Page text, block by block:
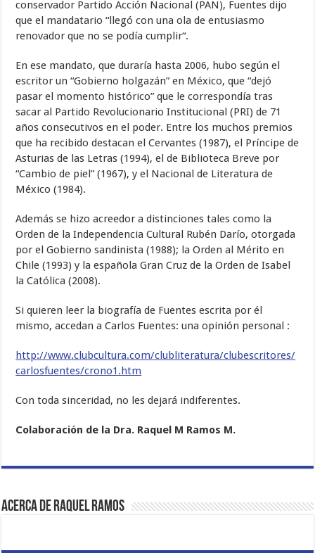
conservador Partido Acción Nacional (PAN), Fuentes dijo
que el mandatario “llegó con una ola de entusiasmo
renovador que no se podía cumplir“.
En ese mandato, que duraría hasta 2006, hubo según el
escritor un “Gobierno holgazán” en México, que “dejó
pasar el momento histórico” que le correspondía tras
sacar al Partido Revolucionario Institucional (PRI) de 71
años consecutivos en el poder. Entre los muchos premios
que ha recibido destacan el Cervantes (1987), el Príncipe de
Asturias de las Letras (1994), el de Biblioteca Breve por
“Cambio de piel” (1967), y el Nacional de Literatura de
México (1984).
Además se hizo acreedor a distinciones tales como la
Orden de la Independencia Cultural Rubén Darío, otorgada
por el Gobierno sandinista (1988); la Orden al Mérito en
Chile (1993) y la española Gran Cruz de la Orden de Isabel
la Católica (2008).
Si quieren leer la biografía de Fuentes escrita por él
mismo, accedan a Carlos Fuentes: una opinión personal :
http://www.clubcultura.com/clubliteratura/clubescritores/
carlosfuentes/crono1.htm
Con toda sinceridad, no les dejará indiferentes.
Colaboración de la Dra. Raquel M Ramos M.
Acerca de Raquel Ramos